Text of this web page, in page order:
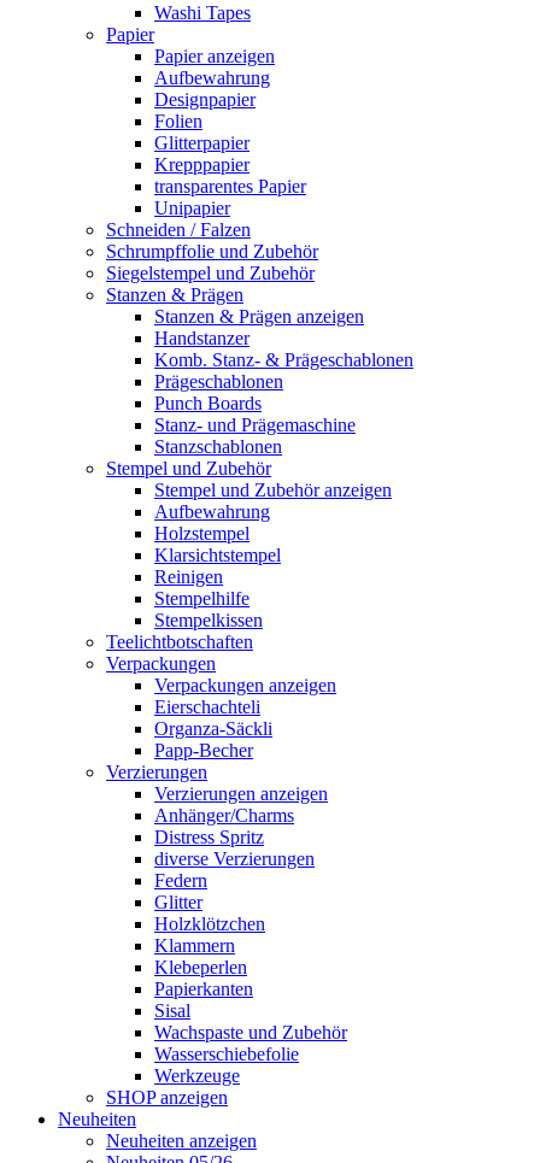
Washi Tapes
Papier
Papier anzeigen
Aufbewahrung
Designpapier
Folien
Glitterpapier
Krepppapier
transparentes Papier
Unipapier
Schneiden / Falzen
Schrumpffolie und Zubehör
Siegelstempel und Zubehör
Stanzen & Prägen
Stanzen & Prägen anzeigen
Handstanzer
Komb. Stanz- & Prägeschablonen
Prägeschablonen
Punch Boards
Stanz- und Prägemaschine
Stanzschablonen
Stempel und Zubehör
Stempel und Zubehör anzeigen
Aufbewahrung
Holzstempel
Klarsichtstempel
Reinigen
Stempelhilfe
Stempelkissen
Teelichtbotschaften
Verpackungen
Verpackungen anzeigen
Eierschachteli
Organza-Säckli
Papp-Becher
Verzierungen
Verzierungen anzeigen
Anhänger/Charms
Distress Spritz
diverse Verzierungen
Federn
Glitter
Holzklötzchen
Klammern
Klebeperlen
Papierkanten
Sisal
Wachspaste und Zubehör
Wasserschiebefolie
Werkzeuge
SHOP anzeigen
Neuheiten
Neuheiten anzeigen